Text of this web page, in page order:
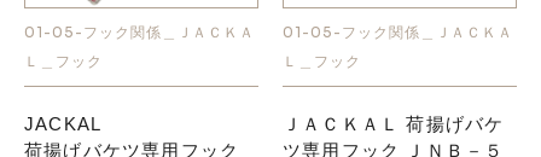
お知らせ
採用情報
01-05-フック関係＿ＪＡＣＫＡ
Ｌ＿フック
JACKAL
荷揚げバケツ専用フック
01-05-フック関係＿ＪＡＣＫＡ
Ｌ＿フック
ＪＡＣＫＡＬ 荷揚げバケ
ツ専用フック ＪＮＢ－５